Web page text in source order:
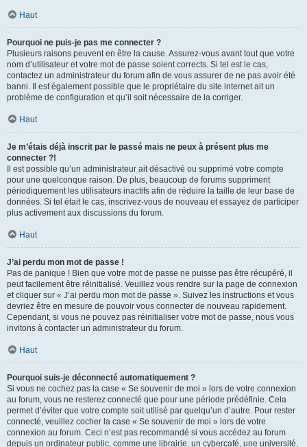
Haut
Pourquoi ne puis-je pas me connecter ?
Plusieurs raisons peuvent en être la cause. Assurez-vous avant tout que votre
nom d’utilisateur et votre mot de passe soient corrects. Si tel est le cas,
contactez un administrateur du forum afin de vous assurer de ne pas avoir été
banni. Il est également possible que le propriétaire du site internet ait un
problème de configuration et qu’il soit nécessaire de la corriger.
Haut
Je m’étais déjà inscrit par le passé mais ne peux à présent plus me
connecter ?!
Il est possible qu’un administrateur ait désactivé ou supprimé votre compte
pour une quelconque raison. De plus, beaucoup de forums suppriment
périodiquement les utilisateurs inactifs afin de réduire la taille de leur base de
données. Si tel était le cas, inscrivez-vous de nouveau et essayez de participer
plus activement aux discussions du forum.
Haut
J’ai perdu mon mot de passe !
Pas de panique ! Bien que votre mot de passe ne puisse pas être récupéré, il
peut facilement être réinitialisé. Veuillez vous rendre sur la page de connexion
et cliquer sur « J’ai perdu mon mot de passe ». Suivez les instructions et vous
devriez être en mesure de pouvoir vous connecter de nouveau rapidement.
Cependant, si vous ne pouvez pas réinitialiser votre mot de passe, nous vous
invitons à contacter un administrateur du forum.
Haut
Pourquoi suis-je déconnecté automatiquement ?
Si vous ne cochez pas la case « Se souvenir de moi » lors de votre connexion
au forum, vous ne resterez connecté que pour une période prédéfinie. Cela
permet d’éviter que votre compte soit utilisé par quelqu’un d’autre. Pour rester
connecté, veuillez cocher la case « Se souvenir de moi » lors de votre
connexion au forum. Ceci n’est pas recommandé si vous accédez au forum
depuis un ordinateur public, comme une librairie, un cybercafé, une université,